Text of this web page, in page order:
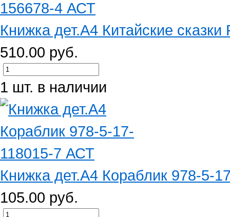
Книжка дет.А4 Китайские
510.00 руб.
1 шт. в наличии
Книжка дет.А4 Кораблик 978-5-
105.00 руб.